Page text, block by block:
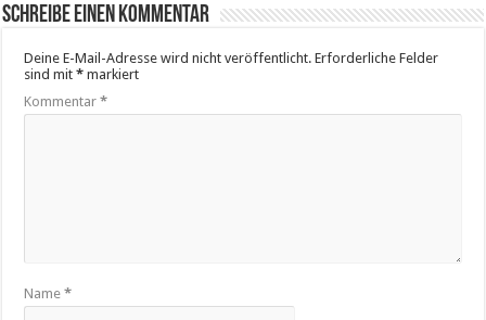
Schreibe einen Kommentar
Deine E-Mail-Adresse wird nicht veröffentlicht. Erforderliche Felder
sind mit* markiert
Kommentar*
Name*